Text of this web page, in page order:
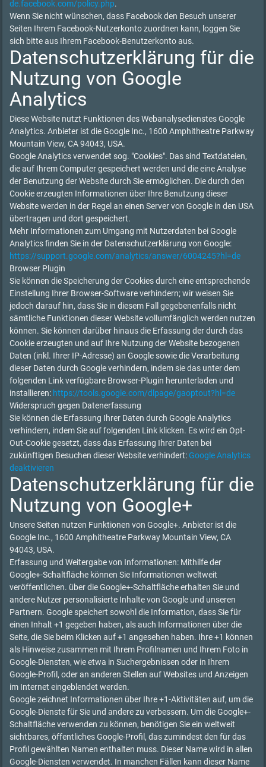
de.facebook.com/policy.php.
Wenn Sie nicht wünschen, dass Facebook den Besuch unserer
Seiten Ihrem Facebook-Nutzerkonto zuordnen kann, loggen Sie
sich bitte aus Ihrem Facebook-Benutzerkonto aus.
Datenschutzerklärung für die
Nutzung von Google
Analytics
Diese Website nutzt Funktionen des Webanalysedienstes Google
Analytics. Anbieter ist die Google Inc., 1600 Amphitheatre Parkway
Mountain View, CA 94043, USA.
Google Analytics verwendet sog. "Cookies". Das sind Textdateien,
die auf Ihrem Computer gespeichert werden und die eine Analyse
der Benutzung der Website durch Sie ermöglichen. Die durch den
Cookie erzeugten Informationen über Ihre Benutzung dieser
Website werden in der Regel an einen Server von Google in den USA
übertragen und dort gespeichert.
Mehr Informationen zum Umgang mit Nutzerdaten bei Google
Analytics finden Sie in der Datenschutzerklärung von Google:
https://support.google.com/analytics/answer/6004245?hl=de
Browser Plugin
Sie können die Speicherung der Cookies durch eine entsprechende
Einstellung Ihrer Browser-Software verhindern; wir weisen Sie
jedoch darauf hin, dass Sie in diesem Fall gegebenenfalls nicht
sämtliche Funktionen dieser Website vollumfänglich werden nutzen
können. Sie können darüber hinaus die Erfassung der durch das
Cookie erzeugten und auf Ihre Nutzung der Website bezogenen
Daten (inkl. Ihrer IP-Adresse) an Google sowie die Verarbeitung
dieser Daten durch Google verhindern, indem sie das unter dem
folgenden Link verfügbare Browser-Plugin herunterladen und
installieren: https://tools.google.com/dlpage/gaoptout?hl=de
Widerspruch gegen Datenerfassung
Sie können die Erfassung Ihrer Daten durch Google Analytics
verhindern, indem Sie auf folgenden Link klicken. Es wird ein Opt-
Out-Cookie gesetzt, dass das Erfassung Ihrer Daten bei
zukünftigen Besuchen dieser Website verhindert: Google Analytics
deaktivieren
Datenschutzerklärung für die
Nutzung von Google+
Unsere Seiten nutzen Funktionen von Google+. Anbieter ist die
Google Inc., 1600 Amphitheatre Parkway Mountain View, CA
94043, USA.
Erfassung und Weitergabe von Informationen: Mithilfe der
Google+-Schaltfläche können Sie Informationen weltweit
veröffentlichen. über die Google+-Schaltfläche erhalten Sie und
andere Nutzer personalisierte Inhalte von Google und unseren
Partnern. Google speichert sowohl die Information, dass Sie für
einen Inhalt +1 gegeben haben, als auch Informationen über die
Seite, die Sie beim Klicken auf +1 angesehen haben. Ihre +1 können
als Hinweise zusammen mit Ihrem Profilnamen und Ihrem Foto in
Google-Diensten, wie etwa in Suchergebnissen oder in Ihrem
Google-Profil, oder an anderen Stellen auf Websites und Anzeigen
im Internet eingeblendet werden.
Google zeichnet Informationen über Ihre +1-Aktivitäten auf, um die
Google-Dienste für Sie und andere zu verbessern. Um die Google+-
Schaltfläche verwenden zu können, benötigen Sie ein weltweit
sichtbares, öffentliches Google-Profil, das zumindest den für das
Profil gewählten Namen enthalten muss. Dieser Name wird in allen
Google-Diensten verwendet. In manchen Fällen kann dieser Name